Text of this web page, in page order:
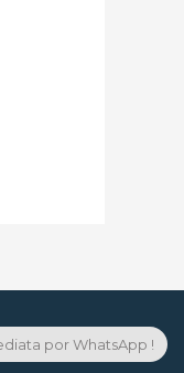
por WhatsApp !